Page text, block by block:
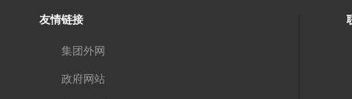
友情链接
集团外网
政府网站